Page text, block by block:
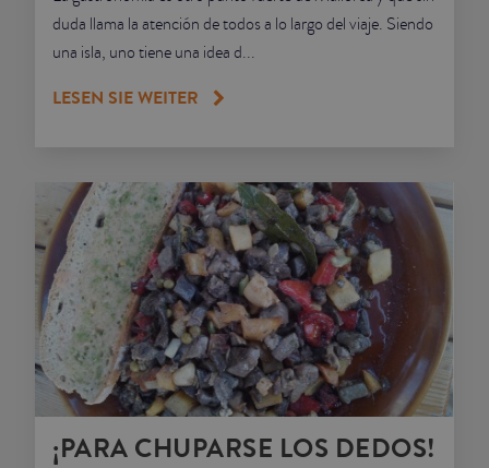
duda llama la atención de todos a lo largo del viaje. Siendo
una isla, uno tiene una idea d...
LESEN SIE WEITER
¡PARA CHUPARSE LOS DEDOS!